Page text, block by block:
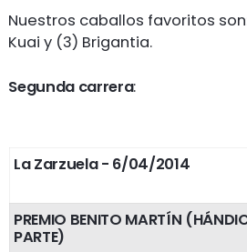
Nuestros caballos favoritos
Kuai y (3) Brigantia.
Segunda carrera:
La Zarzuela- 6/04/2014
PREMIO BENITO MARTÍN
PARTE)